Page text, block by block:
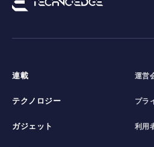
連載
テクノロジー
ガジェット
運営
プラ
利用